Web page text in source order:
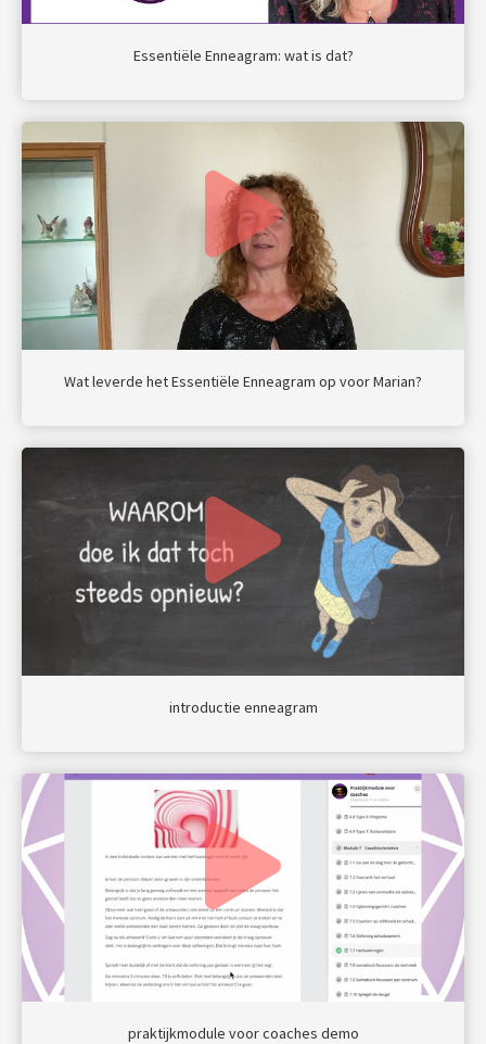
Essentiële Enneagram: wat is dat?
Wat leverde het Essentiële Enneagram op voor Marian?
introductie enneagram
praktijkmodule voor coaches demo